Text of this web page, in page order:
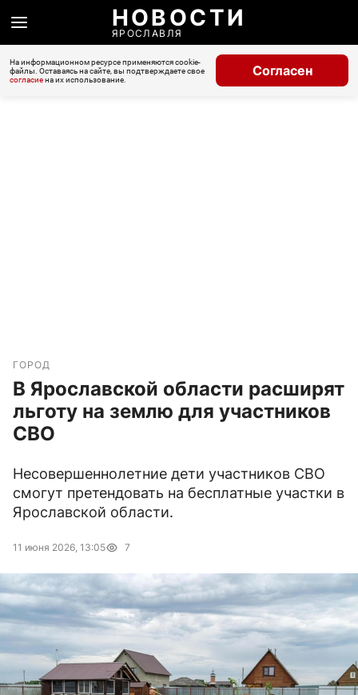
НОВОСТИ
ЯРОСЛАВЛЯ
На информационном ресурсе применяются cookie-
файлы. Оставаясь на сайте, вы подтверждаете свое
согласиена их использование.
Согласен
ГОРОД
В Ярославской области расширят
льготу на землю для участников
СВО
Несовершеннолетние дети участников СВО
смогут претендовать на бесплатные участки в
Ярославской области.
11 июня 2026, 13:05 7